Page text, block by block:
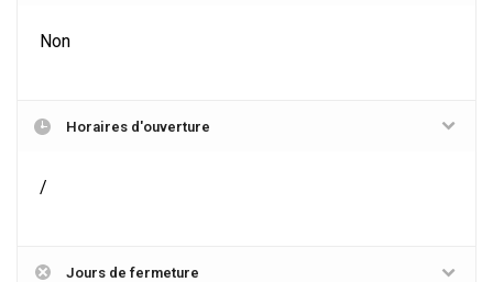
Non
Horaires d'ouverture
/
Jours de fermeture